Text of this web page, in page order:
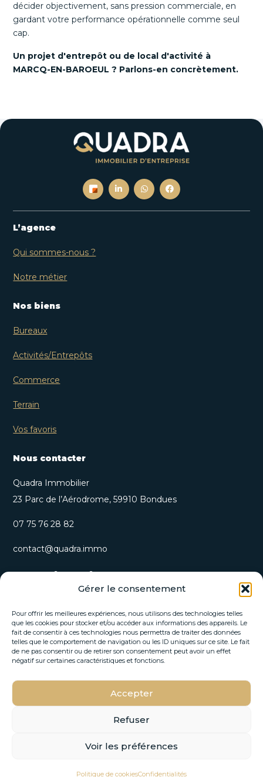
Gérer le consentement
Pour offrir les meilleures expériences, nous utilisons des technologies telles
que les cookies pour stocker et/ou accéder aux informations des appareils. Le
fait de consentir à ces technologies nous permettra de traiter des données
telles que le comportement de navigation ou les ID uniques sur ce site. Le fait
de ne pas consentir ou de retirer son consentement peut avoir un effet
négatif sur certaines caractéristiques et fonctions.
Accepter
Refuser
Voir les préférences
Politique de cookiesConfidentialités
décider objectivement, sans pression commerciale, en
gardant votre performance opérationnelle comme seul
cap.
Un projet d'entrepôt ou de local d'activité à
MARCQ-EN-BAROEUL ? Parlons-en concrètement.
L’agence
Qui sommes-nous ?
Notre métier
Nos biens
Bureaux
Activités/Entrepôts
Commerce
Terrain
Vos favoris
Nous contacter
Quadra Immobilier
23 Parc de l’Aérodrome, 59910 Bondues
07 75 76 28 82
contact@quadra.immo
S’inscrire à notre newsletter
Recevez nos opportunités immobilières et actualités
directement par email.
*
E
-
a
l
a
l
E
-
a
confidentialité–Design by FLOW44